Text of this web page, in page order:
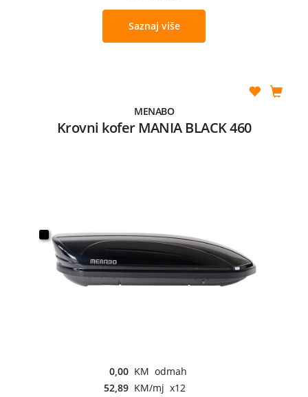
Saznaj više
MENABO
Krovni kofer MANIA BLACK 460
0,00 KM odmah
52,89 KM/mj x12